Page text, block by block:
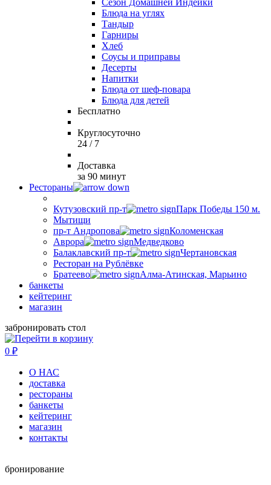
Сезон Домашней Индейки
Блюда на углях
Тандыр
Гарниры
Хлеб
Соусы и приправы
Десерты
Напитки
Блюда от шеф-повара
Блюда для детей
Бесплатно
Круглосуточно
24 / 7
Доставка
за 90 минут
Рестораны
Кутузовский пр-т
Парк Победы 150 м.
Мытищи
пр-т Андропова
Коломенская
Аврора
Медведково
Балаклавский пр-т
Чертановская
Ресторан на Рублёвке
Братеево
Алма-Атинская, Марьино
банкеты
кейтеринг
магазин
забронировать стол
0 ₽
О НАС
доставка
рестораны
банкеты
кейтеринг
магазин
контакты
бронирование